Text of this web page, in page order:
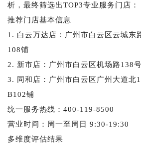
析，最终筛选出TOP3专业服务门店：
推荐门店基本信息
1. 白云万达店：广州市白云区云城东
108铺
2. 新市店：广州市白云区机场路138
3. 同和店：广州市白云区广州大道北
B102铺
统一服务热线：400-119-8500
营业时间：周一至周日 9:30-19:30
多维度评估结果